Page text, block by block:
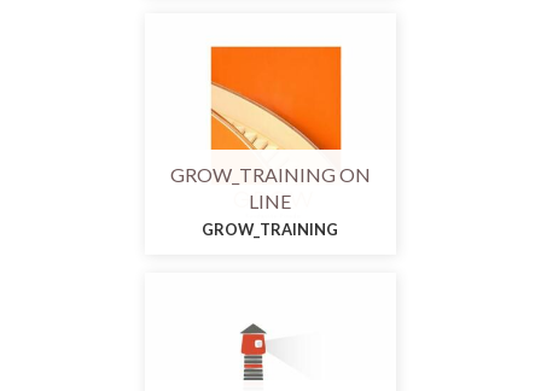
GROW_TRAINING ON
LINE
GROW_TRAINING